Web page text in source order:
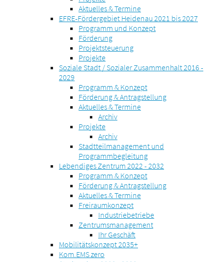
Aktuelles & Termine
EFRE-Fördergebiet Heidenau 2021 bis 2027
Programm und Konzept
Förderung
Projektsteuerung
Projekte
Soziale Stadt / Sozialer Zusammenhalt 2016 -
2029
Programm & Konzept
Förderung & Antragstellung
Aktuelles & Termine
Archiv
Projekte
Archiv
Stadtteilmanagement und
Programmbegleitung
Lebendiges Zentrum 2022 - 2032
Programm & Konzept
Förderung & Antragstellung
Aktuelles & Termine
Freiraumkonzept
Industriebetriebe
Zentrumsmanagement
Ihr Geschäft
Mobilitätskonzept 2035+
Kom.EMS zero